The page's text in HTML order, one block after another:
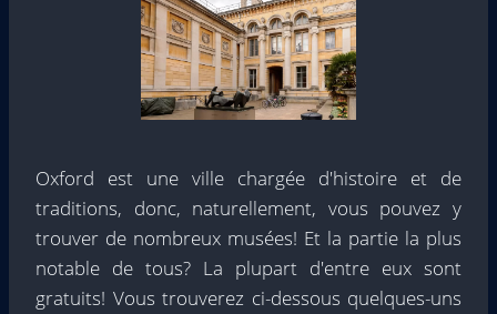
Oxford est une ville chargée d'histoire et de
traditions, donc, naturellement, vous pouvez y
trouver de nombreux musées! Et la partie la plus
notable de tous? La plupart d'entre eux sont
gratuits! Vous trouverez ci-dessous quelques-uns